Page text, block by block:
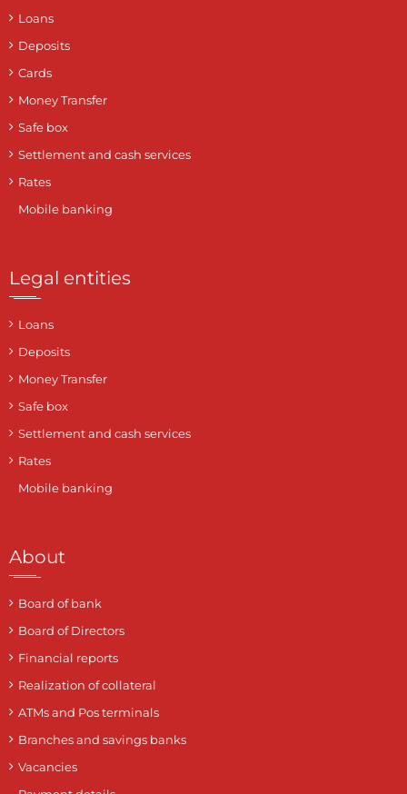
Loans
Deposits
Cards
Money Transfer
Safe box
Settlement and cash services
Rates
Mobile banking
Legal entities
Loans
Deposits
Money Transfer
Safe box
Settlement and cash services
Rates
Mobile banking
About
Board of bank
Board of Directors
Financial reports
Realization of collateral
ATMs and Pos terminals
Branches and savings banks
Vacancies